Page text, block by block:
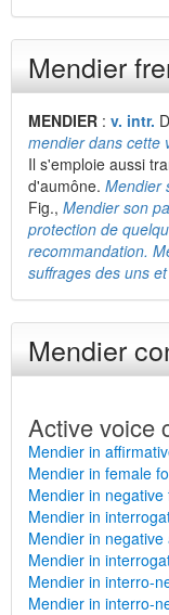
Mendier
MENDIER : v. intr.
mendier dans cette
Il s'emploie aussi
d'aumône. Mendier
Fig., Mendier son
protection de
recommandation.
suffrages des uns
Mendier
Active voice
Mendier in
Mendier in female
Mendier in negative
Mendier in
Mendier in
Mendier in
Mendier in interro-
Mendier in interro-